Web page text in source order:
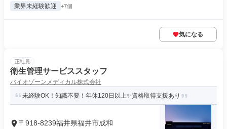
業界未経験歓迎 +7個
気になる
正社員
衛生管理サービススタッフ
バイオゾーンメディカル株式会社
未経験OK！知識不要！年休120日以上✨資格取得支援あり
〒918-8239福井県福井市成和